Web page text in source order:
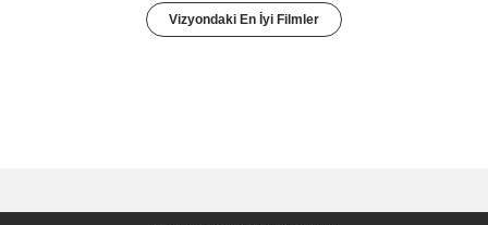
Vizyondaki En İyi Filmler